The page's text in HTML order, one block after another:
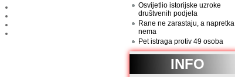
Osvijetlio istorijske uzroke
društvenih podjela
Rane ne zarastaju, a napretka
nema
Pet istraga protiv 49 osoba
INFO